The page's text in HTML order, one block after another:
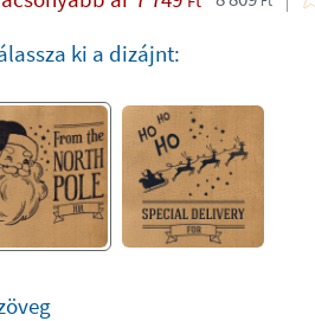
ki a dizájnt: